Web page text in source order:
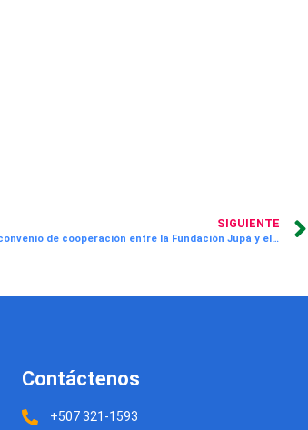
SIGUIENTE
Se firma convenio de cooperación entre la Fundación Jupá y el Instituto Técnico Superior Especializado
Contáctenos
+507 321-1593